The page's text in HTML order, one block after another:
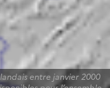
entre janvier 2000